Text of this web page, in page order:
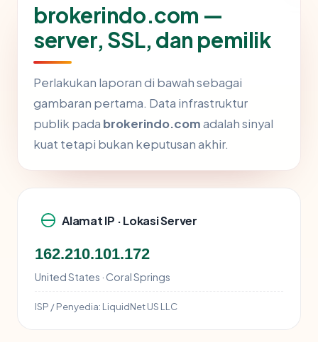
brokerindo.com —
server, SSL, dan pemilik
Perlakukan laporan di bawah sebagai
gambaran pertama. Data infrastruktur
publik pada brokerindo.comadalah sinyal
kuat tetapi bukan keputusan akhir.
Alamat IP · Lokasi Server
162.210.101.172
United States · Coral Springs
ISP / Penyedia: LiquidNet US LLC